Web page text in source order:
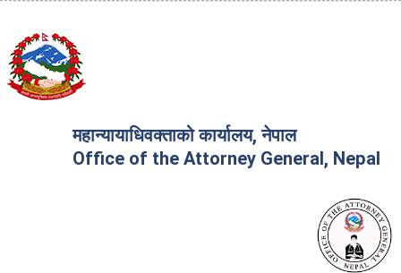
महान्यायाधिवक्ताको कार्यालय, नेपाल
Office of the Attorney General, Nepal